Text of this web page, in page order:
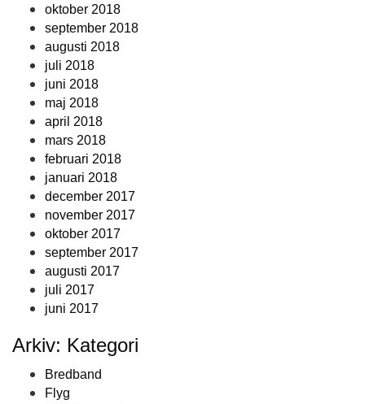
oktober 2018
september 2018
augusti 2018
juli 2018
juni 2018
maj 2018
april 2018
mars 2018
februari 2018
januari 2018
december 2017
november 2017
oktober 2017
september 2017
augusti 2017
juli 2017
juni 2017
Arkiv: Kategori
Bredband
Flyg